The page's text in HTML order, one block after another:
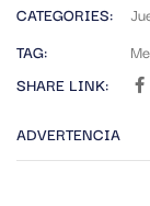
CATEGORIES:
TAG:
SHARE LINK:
ADVERTENCIA